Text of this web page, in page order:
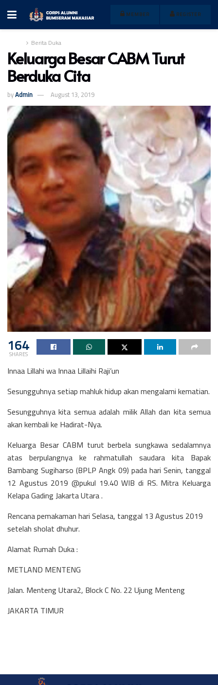
MEMBER REGISTER
Berita Duka
Keluarga Besar CABM Turut
Berduka Cita
byAdmin August 13, 2019
164
SHARES
Innaa Lillahi wa Innaa Lillaihi Raji’un
Sesungguhnya setiap mahluk hidup akan mengalami kematian.
Sesungguhnya kita semua adalah milik Allah dan kita semua
akan kembali ke Hadirat-Nya.
Keluarga Besar CABM turut berbela sungkawa sedalamnya
atas berpulangnya ke rahmatullah saudara kita Bapak
Bambang Sugiharso (BPLP Angk 09) pada hari Senin, tanggal
12 Agustus 2019 @pukul 19.40 WIB di RS. Mitra Keluarga
Kelapa Gading Jakarta Utara .
Rencana pemakaman hari Selasa, tanggal 13 Agustus 2019
setelah sholat dhuhur.
Alamat Rumah Duka :
METLAND MENTENG
Jalan. Menteng Utara2, Block C No. 22 Ujung Menteng
JAKARTA TIMUR